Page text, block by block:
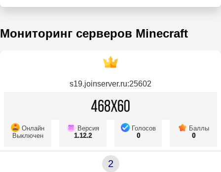
Мониторинг серверов Minecraft
s19.joinserver.ru:25602
Онлайн
Выключен
Версия
1.12.2
Голосов
0
Баллы
0
2